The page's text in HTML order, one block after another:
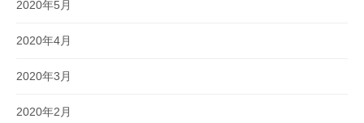
2020年5月
2020年4月
2020年3月
2020年2月